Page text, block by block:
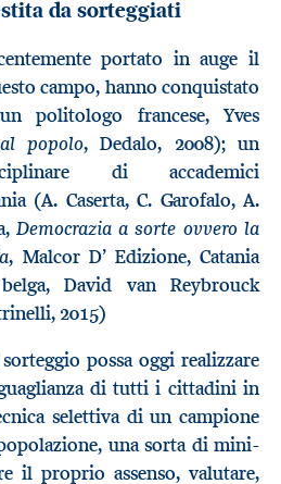
da sorteggiati
portato in auge il
campo, hanno conquistato
politologo francese, Yves
popolo, Dedalo, 2008); un
di accademici
(A. Caserta, C. Garofalo, A.
Democrazia a sorte ovvero la
, Malcor D’ Edizione, Catania
David van Reybrouck
2015)
possa oggi realizzare
di tutti i cittadini in
selettiva di un campione
una sorta di mini-
il proprio assenso, valutare,